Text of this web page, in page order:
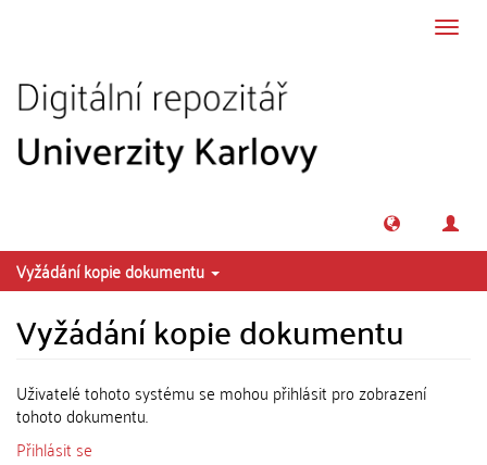
Vyžádání kopie dokumentu
Vyžádání kopie dokumentu
Uživatelé tohoto systému se mohou přihlásit pro zobrazení
tohoto dokumentu.
Přihlásit se